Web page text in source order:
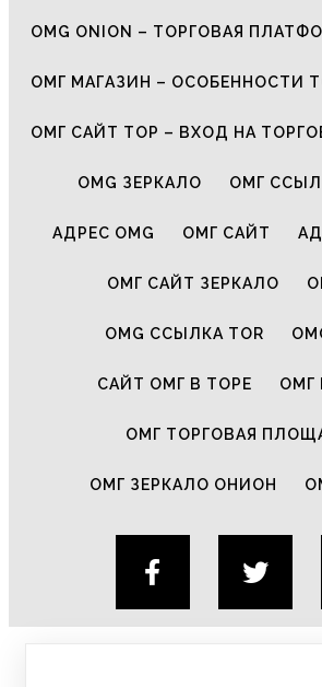
OMG ONION – ТОРГОВАЯ
ОМГ МАГАЗИН – ОСОБЕННОСТИ
ОМГ САЙТ ТОР – ВХОД НА
OMG ЗЕРКАЛО ОМГ
АДРЕС OMG ОМГ САЙТ
ОМГ САЙТ ЗЕРКАЛО
OMG ССЫЛКА TOR
САЙТ ОМГ В ТОРЕ ОМГ
ОМГ ТОРГОВАЯ
ОМГ ЗЕРКАЛО ОНИОН